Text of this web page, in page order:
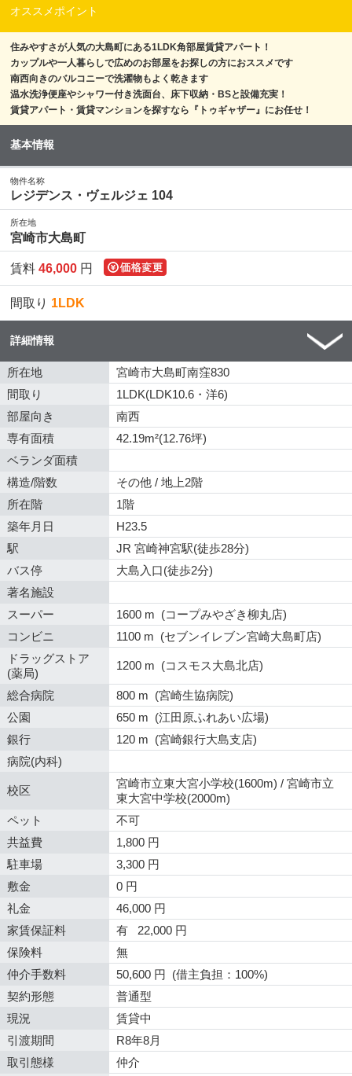
オススメポイント
住みやすさが人気の大島町にある1LDK角部屋賃貸アパート！
カップルや一人暮らしで広めのお部屋をお探しの方におススメです
南西向きのバルコニーで洗濯物もよく乾きます
温水洗浄便座やシャワー付き洗面台、床下収納・BSと設備充実！
賃貸アパート・賃貸マンションを探すなら『トゥギャザー』にお任せ！
基本情報
物件名称
レジデンス・ヴェルジェ 104
所在地
宮崎市大島町
賃料46,000 円
間取り 1LDK
詳細情報
所在地
宮崎市大島町南窪830
間取り
1LDK(LDK10.6・洋6)
部屋向き
南西
専有面積
42.19m²(12.76坪)
ベランダ面積
構造/階数
その他 / 地上2階
所在階
1階
築年月日
H23.5
駅
JR 宮崎神宮駅(徒歩28分)
バス停
大島入口(徒歩2分)
著名施設
スーパー
1600 m (コープみやざき柳丸店)
コンビニ
1100 m (セブンイレブン宮崎大島町店)
ドラッグストア
(薬局)
1200 m (コスモス大島北店)
総合病院
800 m (宮崎生協病院)
公園
650 m (江田原ふれあい広場)
銀行
120 m (宮崎銀行大島支店)
病院(内科)
校区
宮崎市立東大宮小学校(1600m) / 宮崎市立
東大宮中学校(2000m)
ペット
不可
共益費
1,800 円
駐車場
3,300 円
敷金
0 円
礼金
46,000 円
家賃保証料
有 22,000 円
保険料
無
仲介手数料
50,600 円 (借主負担：100%)
契約形態
普通型
現況
賃貸中
引渡期間
R8年8月
取引態様
仲介